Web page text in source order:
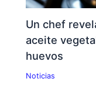
Un chef
aceite
huevos
Noticias